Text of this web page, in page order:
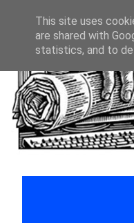
This site uses
are shared with
statistics, and to